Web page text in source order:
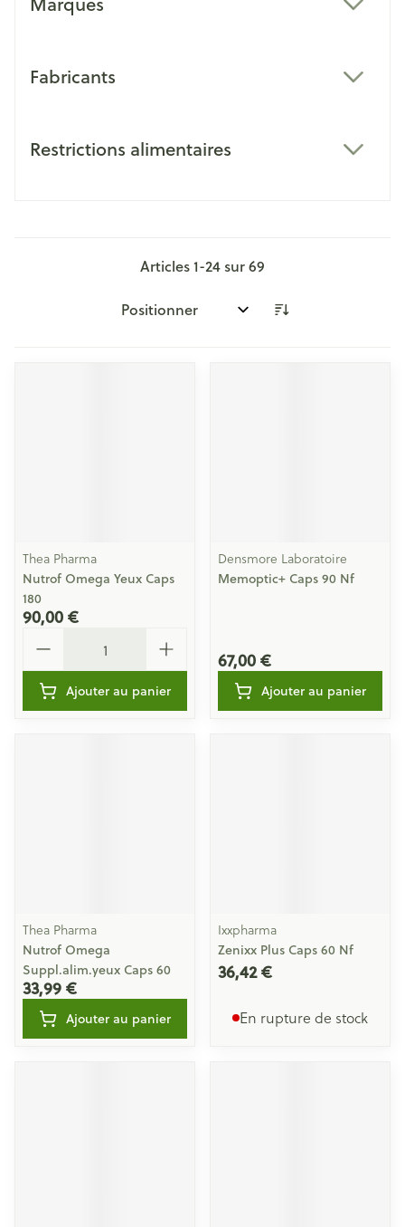
Fabricants
Restrictions alimentaires
Articles1-24sur69
Trier par:
Thea Pharma
Nutrof Omega Yeux Caps
180
90,00 €
Ajouter au panier
Densmore Laboratoire
Memoptic+ Caps 90 Nf
67,00 €
Ajouter au panier
Thea Pharma
Nutrof Omega
Suppl.alim.yeux Caps 60
33,99 €
Ajouter au panier
Ixxpharma
Zenixx Plus Caps 60 Nf
36,42 €
En rupture de stock